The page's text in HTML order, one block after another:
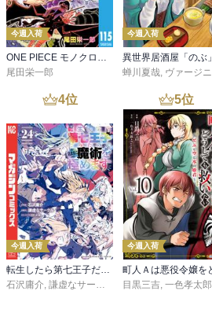
今週入荷
ONE PIECE モノクロ版 115
尾田栄一郎
今週入荷
蝉川夏哉, ヴァージニア二等兵
4位
今週入荷
石沢庸介 謙虚なサークル メル。
5位
今週入荷
目黒三吉 一色孝太郎